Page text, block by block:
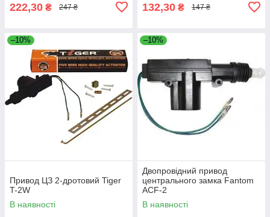
222,30 ₴ 247 ₴ 132,30 ₴ 147 ₴
–10%
Привод ЦЗ 2-дротовий Tiger
T-2W
В наявності
–10%
Двопровідний привод
центрального замка Fantom
ACF-2
В наявності